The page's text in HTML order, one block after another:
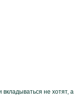
вкладываться не хотят, а